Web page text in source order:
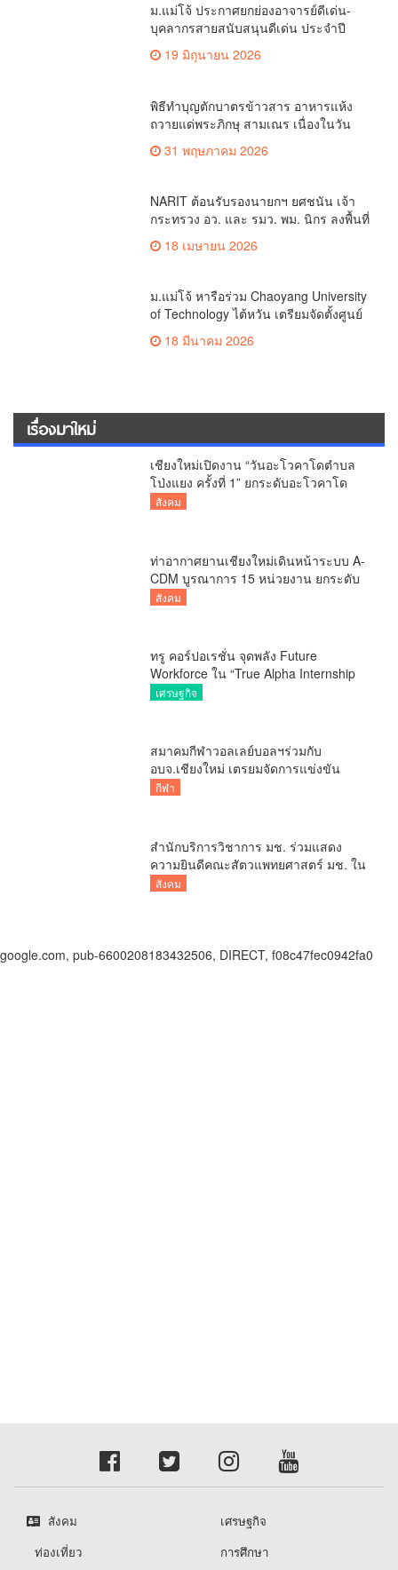
ม.แม่โจ้ ประกาศยกย่องอาจารย์ดีเด่น-
บุคลากรสายสนับสนุนดีเด่น ประจำปี
2568 เตรียมมอบรางวัลเข็มเพชรแม่โจ้
เชิดชูเกียรติ
19 มิถุนายน 2026
พิธีทำบุญตักบาตรข้าวสาร อาหารแห้ง
ถวายแด่พระภิกษุ สามเณร เนื่องในวัน
31 พฤษภาคม 2026
NARIT ต้อนรับรองนายกฯ ยศชนัน เจ้า
กระทรวง อว. และ รมว. พม. นิกร ลงพื้นที่
PM2.5
18 เมษายน 2026
ม.แม่โจ้ หารือร่วม Chaoyang University
of Technology ไต้หวัน เตรียมจัดตั้งศูนย์
“INTACT Base”
18 มีนาคม 2026
เรื่องมาใหม่
เชียงใหม่เปิดงาน “วันอะโวคาโดตำบล
โป่งแยง ครั้งที่ 1” ยกระดับอะโวคาโด
คุณภาพ สู่ผลไม้เศรษฐกิจและแหล่งท่อง
สังคม
ท่าอากาศยานเชียงใหม่เดินหน้าระบบ A-
CDM บูรณาการ 15 หน่วยงาน ยกระดับ
การบริหารเที่ยวบินและบริการผู้โดยสาร
สังคม
ทรู คอร์ปอเรชั่น จุดพลัง Future
Workforce ใน “True Alpha Internship
2026” พลิกโจทย์ธุรกิจ ครีเอทอินโนเวชัน
เศรษฐกิจ
สมาคมกีฬาวอลเลย์บอลฯร่วมกับ
อบจ.เชียงใหม่ เตรยมจัดการแข่งขัน
วอลเลย์บอลหญิง BYD DMI 6th SEA V
กีฬา
สำนักบริการวิชาการ มช. ร่วมแสดง
ความยินดีคณะสัตวแพทยศาสตร์ มช. ใน
โอกาสครบรอบ 32 ปี พร้อมร่วมพิธีทอด
สังคม
google.com, pub-6600208183432506, DIRECT, f08c47fec0942fa0
สังคม
เศรษฐกิจ
ท่องเที่ยว
การศึกษา